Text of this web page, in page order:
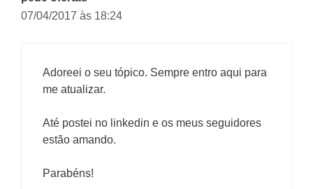
07/04/2017 às 18:24
Adoreei o seu tópico. Sempre entro aqui para
me atualizar.
Até postei no linkedin e os meus seguidores
estão amando.
Parabéns!